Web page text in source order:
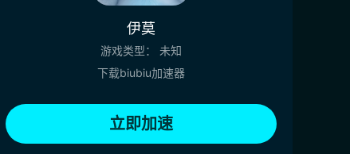
伊莫
游戏类型：
未知
下载biubiu加速器
立即加速